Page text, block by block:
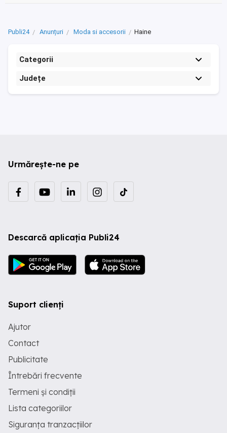
Publi24 Anunțuri Moda si accesorii Haine
Categorii
Județe
Urmărește-ne pe
Descarcă aplicația Publi24
Suport clienți
Ajutor
Contact
Publicitate
Întrebări frecvente
Termeni și condiții
Lista categoriilor
Siguranța tranzacțiilor